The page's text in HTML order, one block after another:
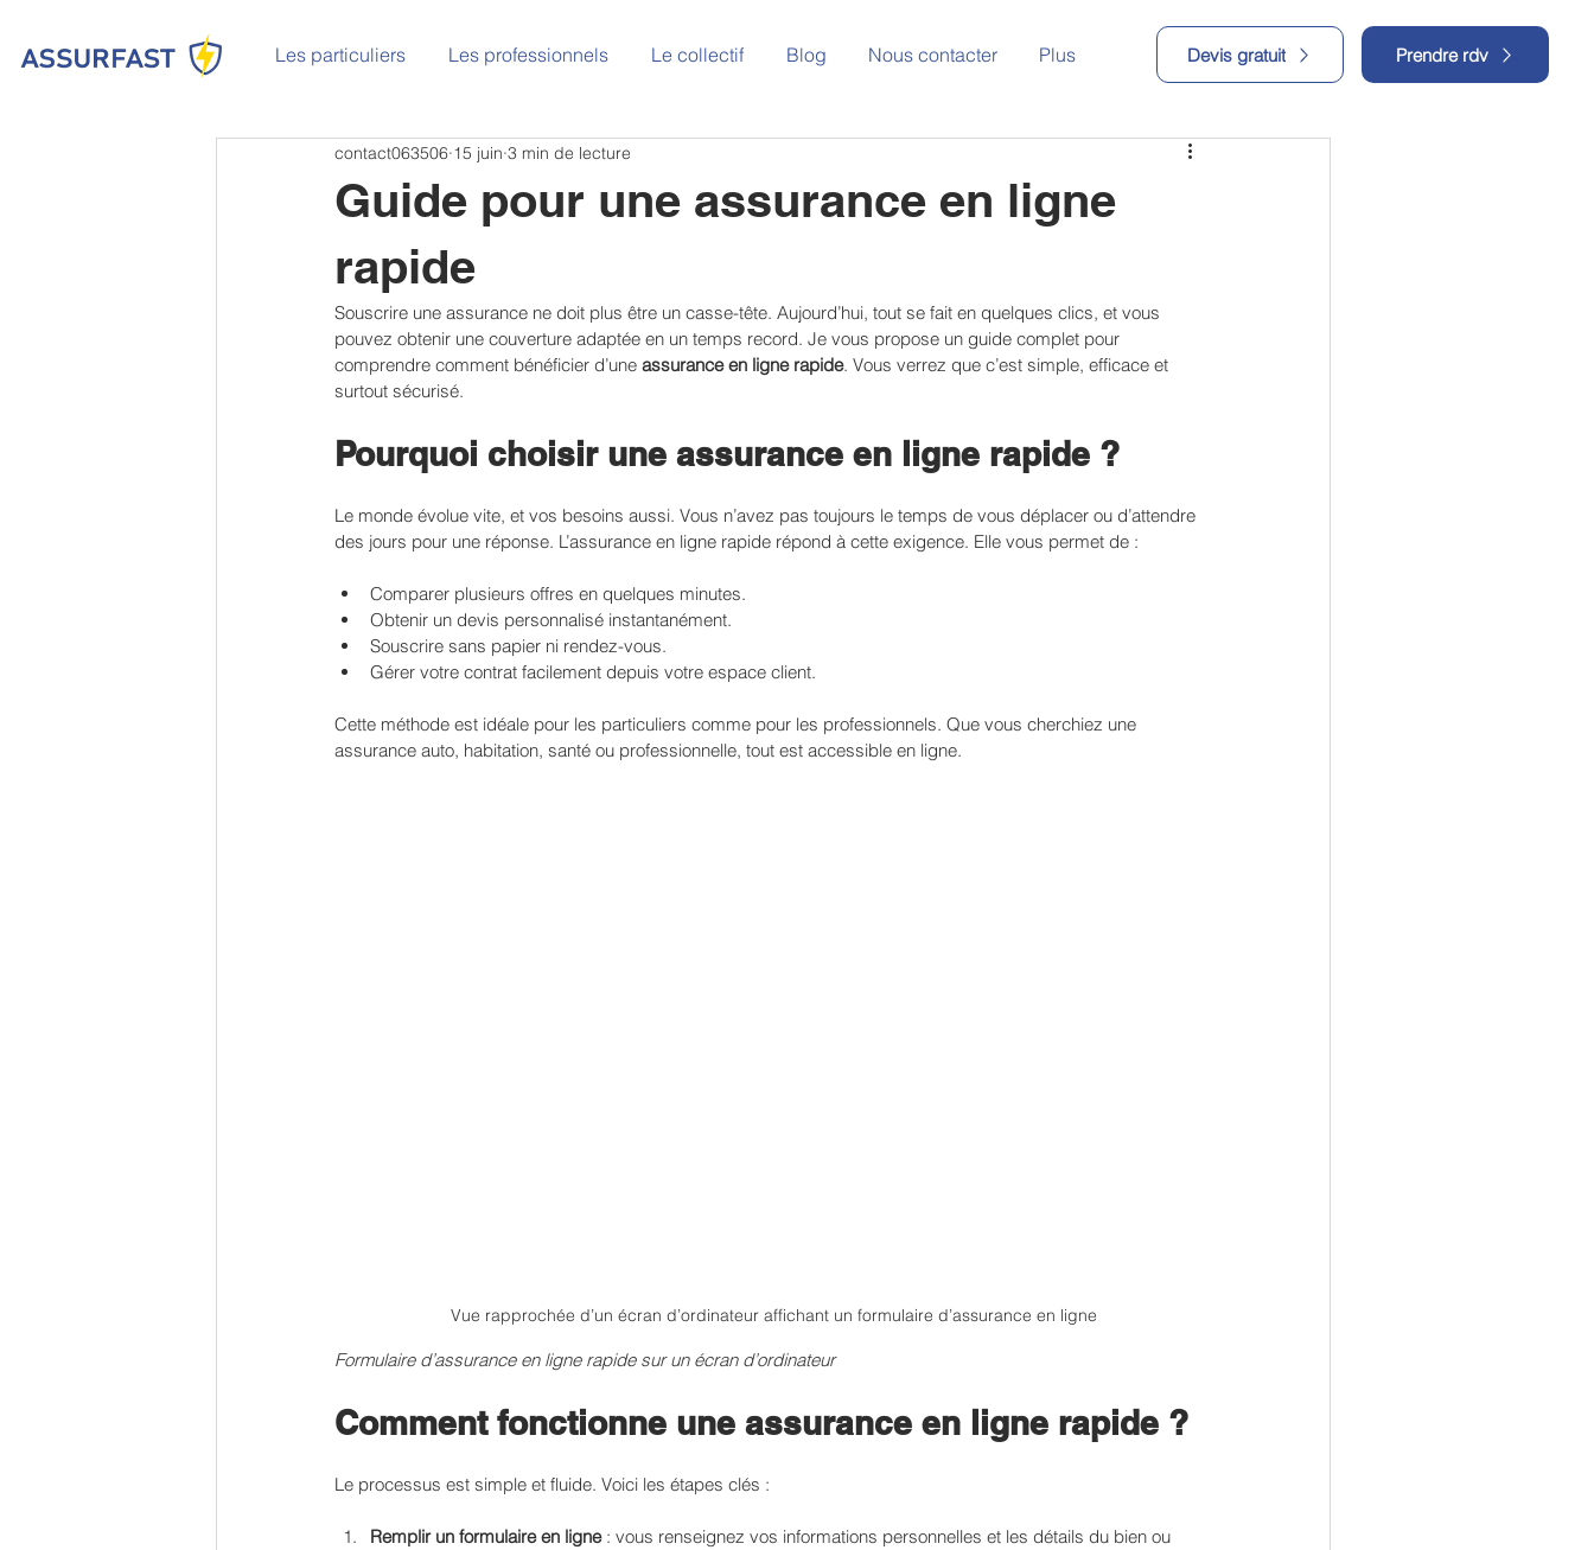
Les particuliers Les professionnels Le collectif Blog Nous contacter Plus Devis gratuit Prendre rdv
Guide pour une assurance en ligne
rapide
contact063506 15 juin 3 min de lecture
Souscrire une assurance ne doit plus être un casse-tête. Aujourd’hui, tout se fait en quelques clics, et vous
pouvez obtenir une couverture adaptée en un temps record. Je vous propose un guide complet pour
comprendre comment bénéficier d’une assurance en ligne rapide. Vous verrez que c’est simple, efficace et
surtout sécurisé.
Pourquoi choisir une assurance en ligne rapide ?
Le monde évolue vite, et vos besoins aussi. Vous n’avez pas toujours le temps de vous déplacer ou d’attendre
des jours pour une réponse. L’assurance en ligne rapide répond à cette exigence. Elle vous permet de :
Comparer plusieurs offres en quelques minutes.
Obtenir un devis personnalisé instantanément.
Souscrire sans papier ni rendez-vous.
Gérer votre contrat facilement depuis votre espace client.
Cette méthode est idéale pour les particuliers comme pour les professionnels. Que vous cherchiez une
assurance auto, habitation, santé ou professionnelle, tout est accessible en ligne.
Vue rapprochée d’un écran d’ordinateur affichant un formulaire d’assurance en ligne
Formulaire d’assurance en ligne rapide sur un écran d’ordinateur
Comment fonctionne une assurance en ligne rapide ?
Le processus est simple et fluide. Voici les étapes clés :
Remplir un formulaire en ligne : vous renseignez vos informations personnelles et les détails du bien ou